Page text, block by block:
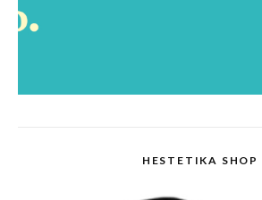
HESTETIKA SHOP